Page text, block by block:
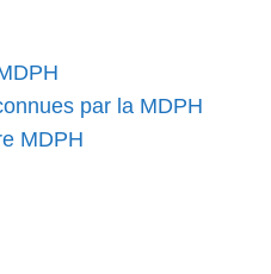
par la MDPH
MDPH